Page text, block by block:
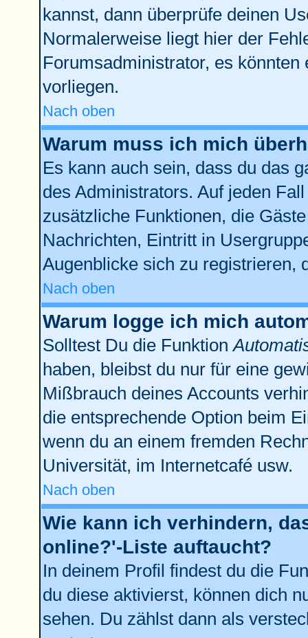
kannst, dann überprüfe deinen
Normalerweise liegt hier der
Forumsadministrator, es
vorliegen.
Nach oben
Warum muss ich mich
Es kann auch sein, dass du das
des Administrators. Auf jeden
zusätzliche Funktionen, die
Nachrichten, Eintritt in
Augenblicke sich zu registrieren,
Nach oben
Warum logge ich mich
Solltest Du die Funktion
haben, bleibst du nur für eine
Mißbrauch deines Accounts
die entsprechende Option beim
wenn du an einem fremden
Universität, im Internetcafé usw.
Nach oben
Wie kann ich verhindern,
online?'-Liste auftaucht?
In deinem Profil findest du die
du diese aktivierst, können dich
sehen. Du zählst dann als